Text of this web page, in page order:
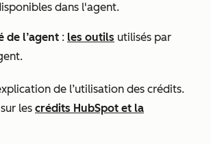
dans l'agent.
de l’agent : les outils utilisés par
de l’utilisation des crédits.
les crédits HubSpot et la